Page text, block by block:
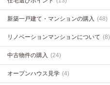
新築一戸建て・マンションの購入 (48)
リノベーションマンションについて (8)
中古物件の購入 (24)
オープンハウス見学 (4)